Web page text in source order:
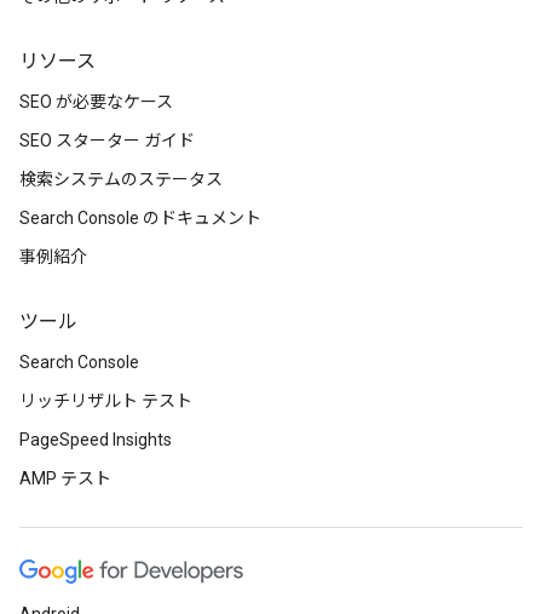
リソース
SEO が必要なケース
SEO スターター ガイド
検索システムのステータス
Search Console のドキュメント
事例紹介
ツール
Search Console
リッチリザルト テスト
PageSpeed Insights
AMP テスト